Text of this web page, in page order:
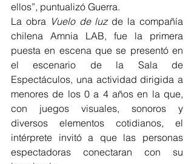
ellos”, puntualizó Guerra.
La obra Vuelo de luz de la compañía
chilena Amnia LAB, fue la primera
puesta en escena que se presentó en
el escenario de la Sala de
Espectáculos, una actividad dirigida a
menores de los 0 a 4 años en la que,
con juegos visuales, sonoros y
diversos elementos cotidianos, el
intérprete invitó a que las personas
espectadoras conectaran con su